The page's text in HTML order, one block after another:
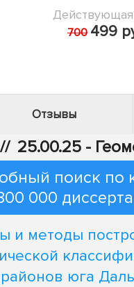
700 499
Отзывы
// 25.00.25 -
поиск по
000
и методы
юга